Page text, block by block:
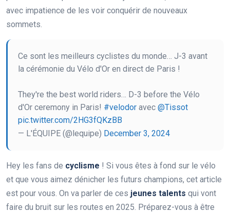
avec impatience de les voir conquérir de nouveaux
sommets.
Ce sont les meilleurs cyclistes du monde… J-3 avant
la cérémonie du Vélo d'Or en direct de Paris !
They're the best world riders… D-3 before the Vélo
d'Or ceremony in Paris! #velodor avec @Tissot
pic.twitter.com/2HG3fQKzBB
— L'ÉQUIPE (@lequipe) December 3, 2024
Hey les fans de cyclisme ! Si vous êtes à fond sur le vélo
et que vous aimez dénicher les futurs champions, cet article
est pour vous. On va parler de ces jeunes talents qui vont
faire du bruit sur les routes en 2025. Préparez-vous à être